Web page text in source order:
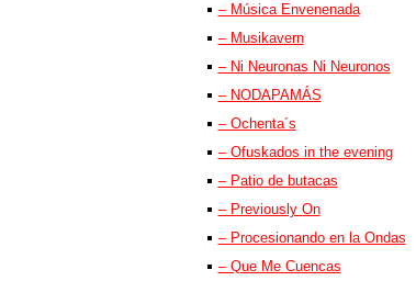
– Música Envenenada
– Musikavern
– Ni Neuronas Ni Neuronos
– NODAPAMÁS
– Ochenta´s
– Ofuskados in the evening
– Patio de butacas
– Previously On
– Procesionando en la Ondas
– Que Me Cuencas